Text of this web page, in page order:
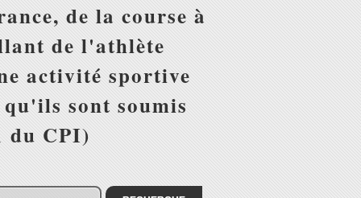
de la course à
de l'athlète
activité sportive
sont soumis
du CPI)